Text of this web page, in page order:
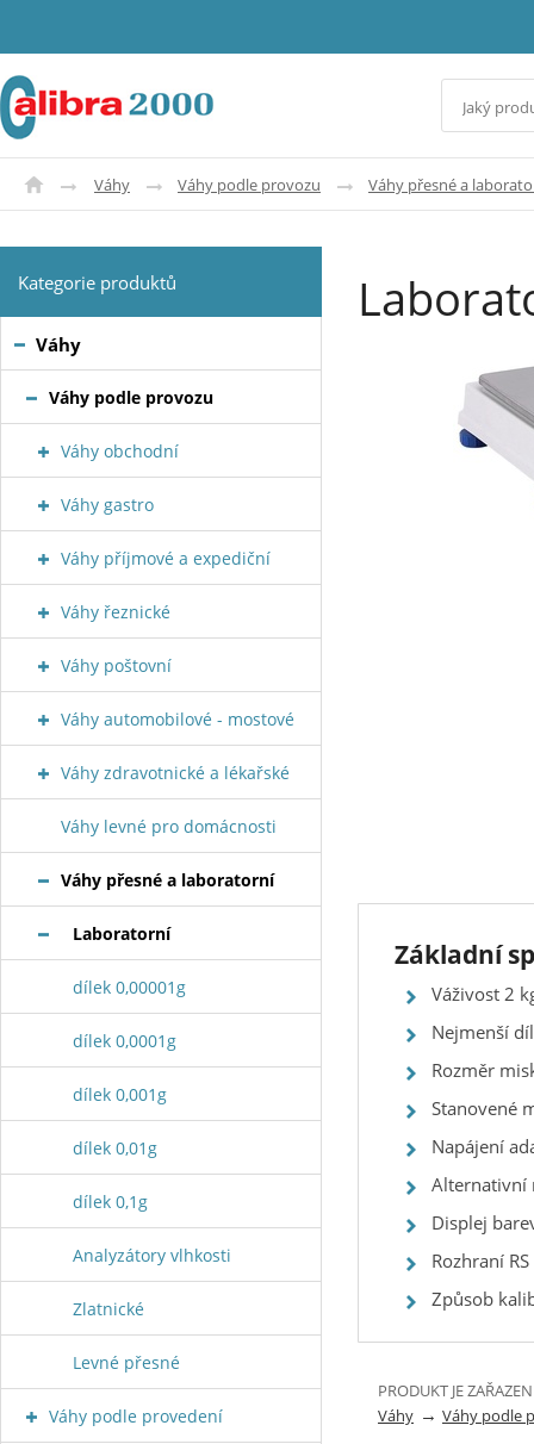
Váhy Váhy podle provozu Váhy přesné a
Základní
Váživost 2
Nejmenší
Rozměr
Stanovené
Napájení
Alternativní
Displej
Rozhraní
Způsob
PRODUKT JE
Váhy → Váhy podle
Kategorie produktů
Váhy
Váhy podle provozu
Váhy obchodní
Váhy gastro
Váhy příjmové a expediční
Váhy řeznické
Váhy poštovní
Váhy automobilové - mostové
Váhy zdravotnické a lékařské
Váhy levné pro domácnosti
Váhy přesné a laboratorní
Laboratorní
dílek 0,00001g
dílek 0,0001g
dílek 0,001g
dílek 0,01g
dílek 0,1g
Analyzátory vlhkosti
Zlatnické
Levné přesné
Váhy podle provedení